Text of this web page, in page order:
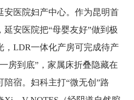
安医院妇产中心。作为昆明首
安医院把“母婴友好”做到极
，LDR一体化产房可完成待产
房到底”，家属床折叠隐藏在
宿。妇科主打“微无创”路